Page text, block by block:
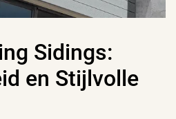
Sidings:
en Stijlvolle